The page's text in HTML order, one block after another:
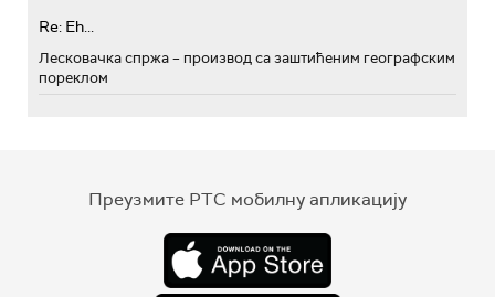
Re: Eh...
Лесковачка спржа – производ са заштићеним географским
пореклом
Преузмите РТС мобилну апликацију